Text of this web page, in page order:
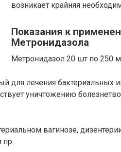
возникает крайняя
Показания к
Метронидазола
Метронидазол 20 шт по 250
для лечения бактериальных
уничтожению
вагинозе,
пр.